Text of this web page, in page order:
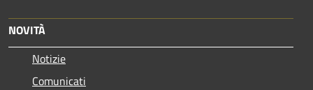
NOVITÀ
Notizie
Comunicati